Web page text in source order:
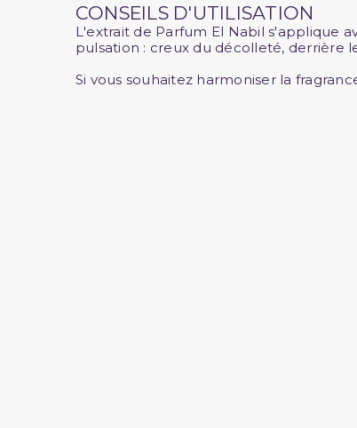
CONSEILS D'UTILISATION
L'extrait de Parfum El Nabil s'applique
pulsation : creux du décolleté, derrière
Si vous souhaitez harmoniser la